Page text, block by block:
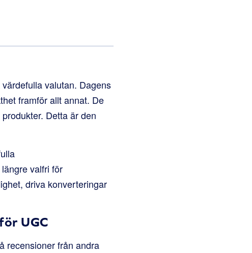
valutan. Dagens
framför allt annat. De
Detta är den
valfri för
driva konverteringar
UGC
recensioner från andra